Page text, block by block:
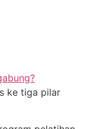
ke tiga pilar